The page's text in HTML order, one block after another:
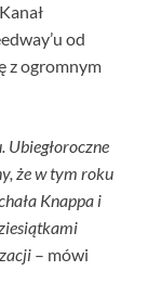
od
z ogromnym
Ubiegłoroczne
że w tym roku
Knappa i
– mówi